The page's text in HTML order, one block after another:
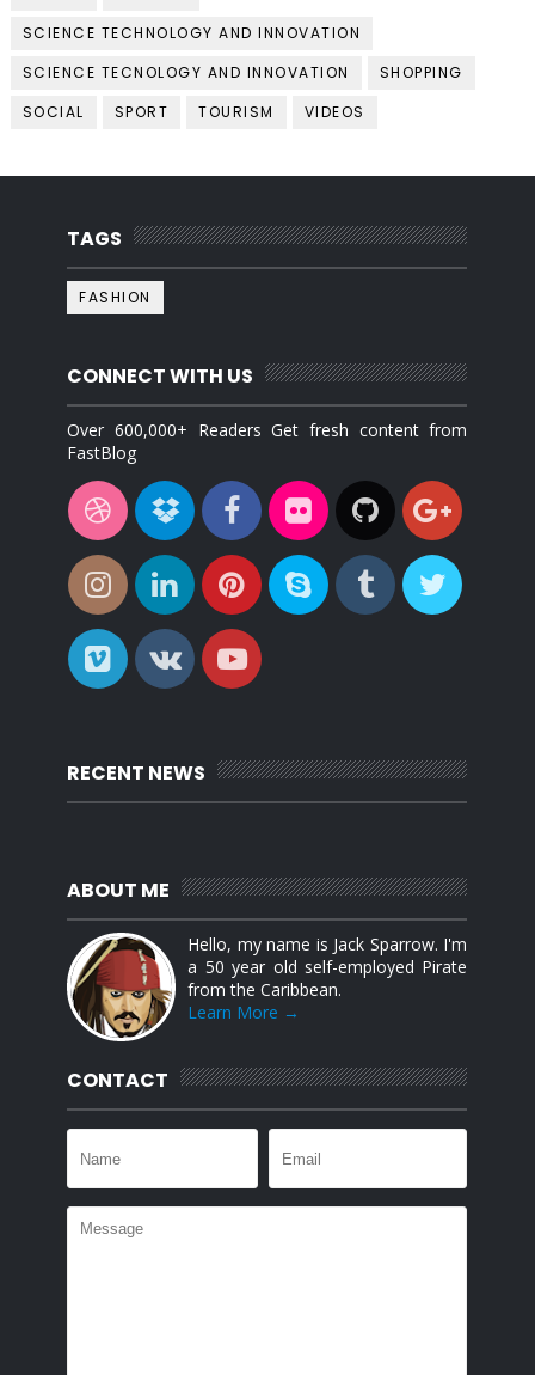
SCIENCE TECHNOLOGY AND INNOVATION
SCIENCE TECNOLOGY AND INNOVATION
SHOPPING
SOCIAL
SPORT TOURISM VIDEOS
TAGS
FASHION
CONNECT WITH US
Over 600,000+ Readers Get fresh content from
FastBlog
RECENT NEWS
ABOUT ME
Hello, my name is Jack Sparrow. I'm
a 50 year old self-employed Pirate
from the Caribbean.
Learn More →
CONTACT